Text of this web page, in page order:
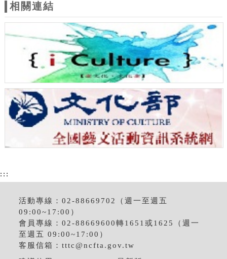
相關連結
:::
活動專線：02-88669702（週一至週五
09:00~17:00）
會員專線：02-88669600轉1651或1625（週一
至週五 09:00~17:00）
客服信箱：tttc@ncfta.gov.tw